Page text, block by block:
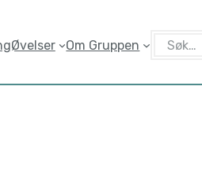
Øvelser Om Gruppen Søk